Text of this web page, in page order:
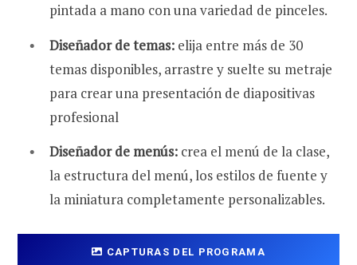
pintada a mano con una variedad de pinceles.
Diseñador de temas: elija entre más de 30
temas disponibles, arrastre y suelte su metraje
para crear una presentación de diapositivas
profesional
Diseñador de menús: crea el menú de la clase,
la estructura del menú, los estilos de fuente y
la miniatura completamente personalizables.
CAPTURAS DEL PROGRAMA